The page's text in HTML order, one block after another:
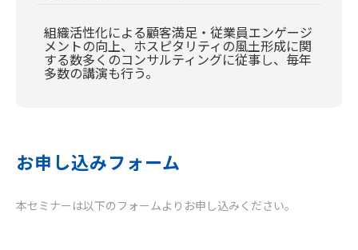
組織活性化による顧客満足・従業員エンゲージ
メントの向上、ホスピタリティの風土形成に関
する数多くのコンサルティングに従事し、毎年
多数の講演も行う。
お申し込みフォーム
本セミナーは以下のフォームよりお申し込みください。